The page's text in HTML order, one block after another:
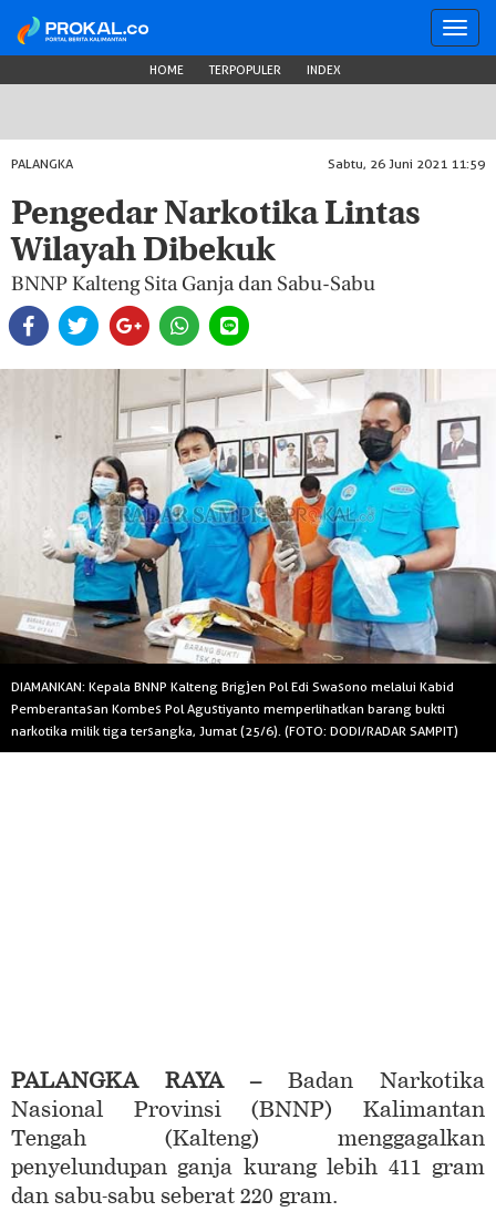
HOME TERPOPULER INDEX
PALANGKA Sabtu, 26 Juni 2021 11:59
Pengedar Narkotika Lintas
Wilayah Dibekuk
BNNP Kalteng Sita Ganja dan Sabu-Sabu
DIAMANKAN: Kepala BNNP Kalteng Brigjen Pol Edi Swasono melalui Kabid
Pemberantasan Kombes Pol Agustiyanto memperlihatkan barang bukti
narkotika milik tiga tersangka, Jumat (25/6). (FOTO: DODI/RADAR SAMPIT)
PALANGKA RAYA –Badan Narkotika
Nasional Provinsi (BNNP) Kalimantan
Tengah (Kalteng) menggagalkan
penyelundupan ganja kurang lebih 411 gram
dan sabu-sabu seberat 220 gram.